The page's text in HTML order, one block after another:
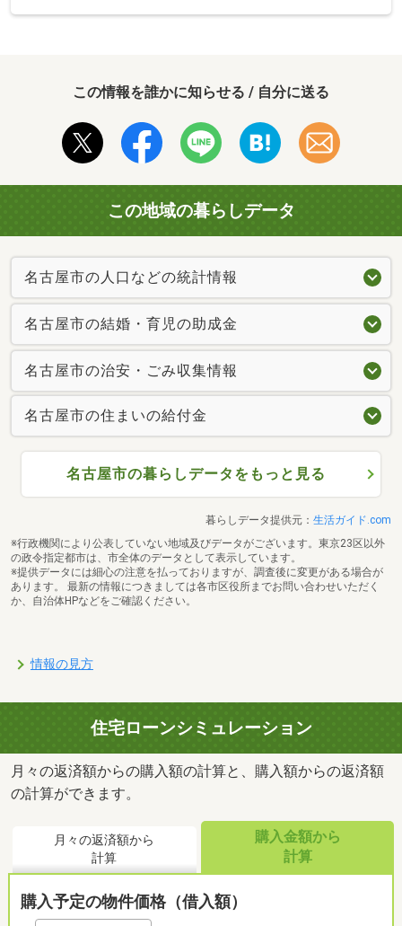
この情報を誰かに知らせる / 自分に送る
この地域の暮らしデータ
名古屋市の人口などの統計情報
名古屋市の結婚・育児の助成金
名古屋市の治安・ごみ収集情報
名古屋市の住まいの給付金
名古屋市の暮らしデータをもっと見る
暮らしデータ提供元： 生活ガイド.com
※行政機関により公表していない地域及びデータがございます。東京23区以外
の政令指定都市は、市全体のデータとして表示しています。
※提供データには細心の注意を払っておりますが、調査後に変更がある場合が
あります。 最新の情報につきましては各市区役所までお問い合わせいただく
か、自治体HPなどをご確認ください。
情報の見方
住宅ローンシミュレーション
月々の返済額からの購入額の計算と、購入額からの返済額
の計算ができます。
月々の返済額から
計算
購入金額から
計算
購入予定の物件価格（借入額）